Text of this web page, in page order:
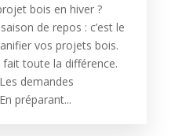
bois en hiver ?
saison de repos : c’est le
vos projets bois.
toute la différence.
demandes
préparant...